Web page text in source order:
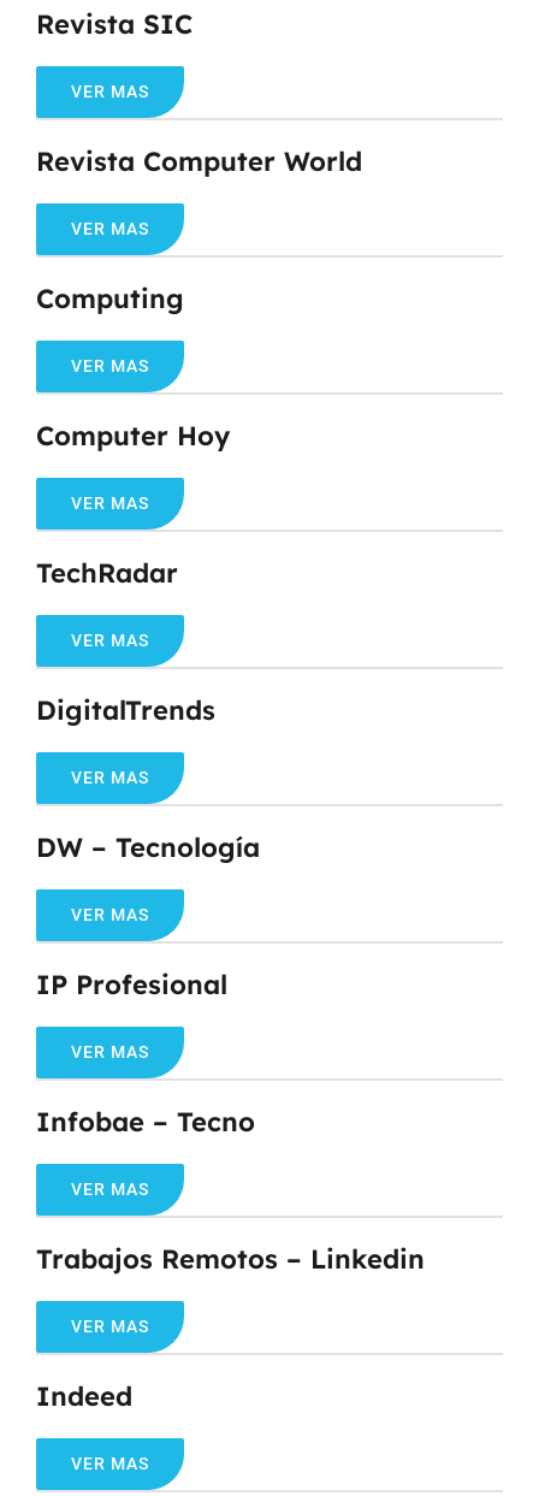
Revista SIC
VER MAS
Revista Computer World
VER MAS
Computing
VER MAS
Computer Hoy
VER MAS
TechRadar
VER MAS
DigitalTrends
VER MAS
DW – Tecnología
VER MAS
IP Profesional
VER MAS
Infobae – Tecno
VER MAS
Trabajos Remotos – Linkedin
VER MAS
Indeed
VER MAS